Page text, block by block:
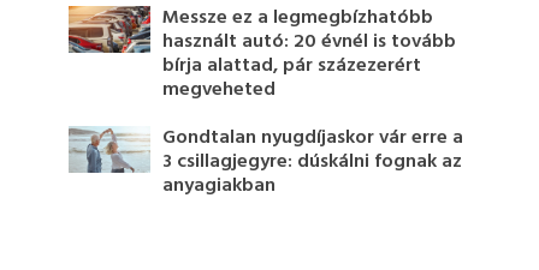
Messze ez a legmegbízhatóbb
használt autó: 20 évnél is tovább
bírja alattad, pár százezerért
megveheted
Gondtalan nyugdíjaskor vár erre a
3 csillagjegyre: dúskálni fognak az
anyagiakban